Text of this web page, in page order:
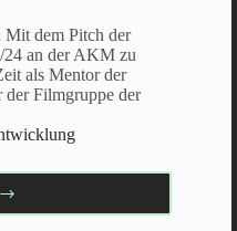
dem Pitch der
24 an der AKM zu
als Mentor der
der Filmgruppe der